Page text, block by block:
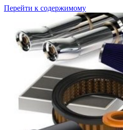
Перейти к содержимому